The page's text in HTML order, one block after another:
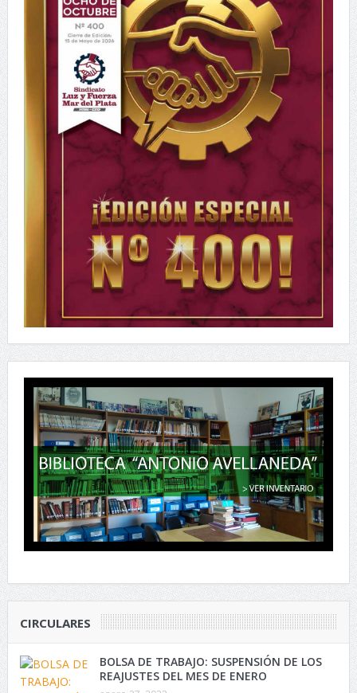
CIRCULARES
BOLSA DE TRABAJO: SUSPENSIÓN DE LOS
REAJUSTES DEL MES DE ENERO